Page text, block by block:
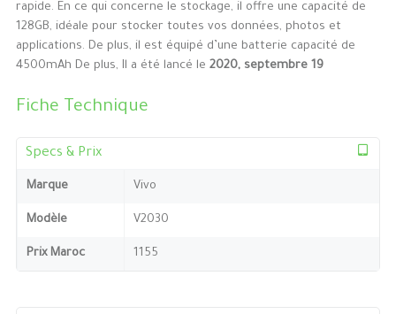
rapide. En ce qui concerne le stockage, il offre une capacité de
128GB, idéale pour stocker toutes vos données, photos et
applications. De plus, il est équipé d’une batterie capacité de
4500mAh De plus, Il a été lancé le 2020, septembre 19
Fiche Technique
Specs & Prix
Marque Vivo
Modèle V2030
Prix Maroc 1155